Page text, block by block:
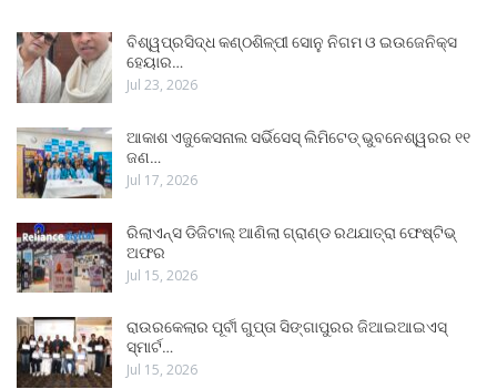
ବିଶ୍ୱପ୍ରସିଦ୍ଧ କଣ୍ଠଶିଳ୍ପୀ ସୋନୁ ନିଗମ ଓ ଇଉଜେନିକ୍ସ
ହେୟାର…
Jul 23, 2026
ଆକାଶ ଏଜୁକେସନାଲ ସର୍ଭିସେସ୍ ଲିମିଟେଡ୍ ଭୁବନେଶ୍ୱରର ୧୧
ଜଣ…
Jul 17, 2026
ରିଲାଏନ୍ସ ଡିଜିଟାଲ୍ ଆଣିଲା ଗ୍ରାଣ୍ଡ ରଥଯାତ୍ରା ଫେଷ୍ଟିଭ୍
ଅଫର
Jul 15, 2026
ରାଉରକେଲାର ପୂର୍ବୀ ଗୁପ୍ତା ସିଙ୍ଗାପୁରର ଜିଆଇଆଇଏସ୍
ସ୍ମାର୍ଟ…
Jul 15, 2026